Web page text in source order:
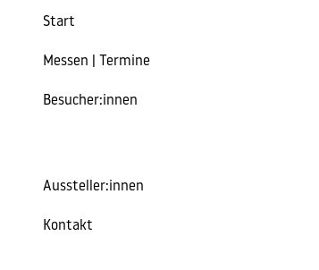
Start
Messen | Termine
Besucher:innen
Aussteller:innen
Kontakt